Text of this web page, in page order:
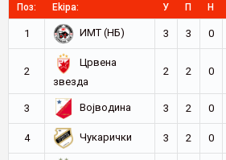
Поз: Ekipa: У П Н
1 ИМТ (НБ) 3 3 0
2
Црвена
звезда
2 2 0
3 Војводина 3 2 0
4 Чукарички 3 2 0